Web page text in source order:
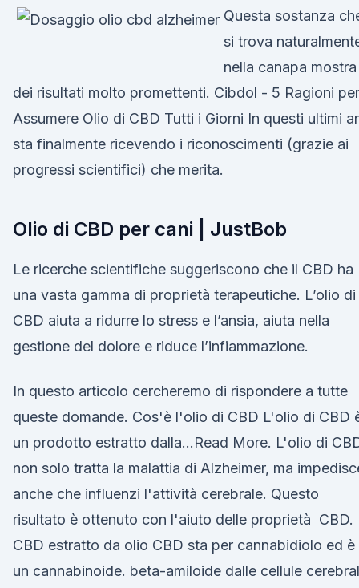
Questa sostanza
si trova
nella canapa mostra
dei risultati molto promettenti. Cibdol - 5 Ragioni per
Assumere Olio di CBD Tutti i Giorni In questi ultimi
sta finalmente ricevendo i riconoscimenti (grazie ai
progressi scientifici) che merita.
Olio di CBD per cani | JustBob
Le ricerche scientifiche suggeriscono che il CBD ha
una vasta gamma di proprietà terapeutiche. L’olio di
CBD aiuta a ridurre lo stress e l’ansia, aiuta nella
gestione del dolore e riduce l’infiammazione.
In questo articolo cercheremo di rispondere a tutte
queste domande. Cos'è l'olio di CBD L'olio di CBD
un prodotto estratto dalla…Read More. L'olio di
non solo tratta la malattia di Alzheimer, ma
anche che influenzi l'attività cerebrale. Questo
risultato è ottenuto con l'aiuto delle proprietà CBD.
CBD estratto da olio CBD sta per cannabidiolo ed è
un cannabinoide. beta-amiloide dalle cellule